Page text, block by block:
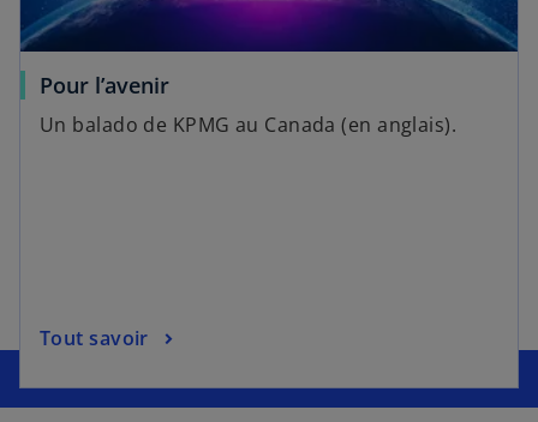
Pour l’avenir
Un balado de KPMG au Canada (en anglais).
Tout savoir
o